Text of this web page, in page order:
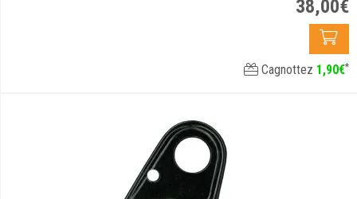
38,00€
Cagnottez 1,90€*